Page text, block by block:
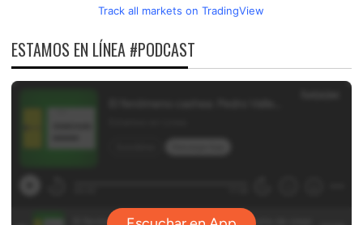
Track all markets on TradingView
ESTAMOS EN LÍNEA #PODCAST